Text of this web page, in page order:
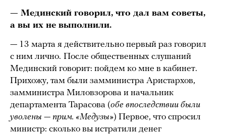
— Мединский говорил, что дал вам советы,
а вы их не выполнили.
— 13 марта я действительно первый раз говорил
с ним лично. После общественных слушаний
Мединский говорит: пойдем ко мне в кабинет.
Прихожу, там были замминистра Аристархов,
замминистра Миловзорова и начальник
департамента Тарасова (обе впоследствии были
уволены — прим. «Медузы») Первое, что спросил
министр: сколько вы истратили денег